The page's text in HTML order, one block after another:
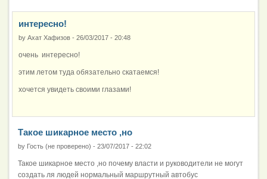
интересно!
by Ахат Хафизов - 26/03/2017 - 20:48
очень интересно!
этим летом туда обязательно скатаемся!
хочется увидеть своими глазами!
Такое шикарное место ,но
by Гость (не проверено) - 23/07/2017 - 22:02
Такое шикарное место ,но почему власти и руководители не могут
создать ля людей нормальный маршрутный автобус